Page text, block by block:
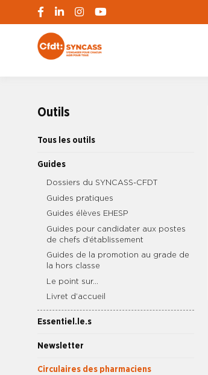
Outils
Tous les outils
Guides
Dossiers du SYNCASS-CFDT
Guides pratiques
Guides élèves EHESP
Guides pour candidater aux postes
de chefs d’établissement
Guides de la promotion au grade de
la hors classe
Le point sur…
Livret d’accueil
Essentiel.le.s
Newsletter
Circulaires des pharmaciens